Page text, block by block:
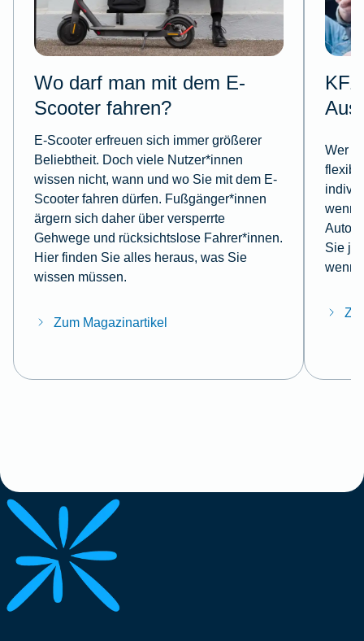
Wo darf man mit dem E-
Scooter fahren?
E-Scooter erfreuen sich immer größerer
Beliebtheit. Doch viele Nutzer*innen
wissen nicht, wann und wo Sie mit dem E-
Scooter fahren dürfen. Fußgänger*innen
ärgern sich daher über versperrte
Gehwege und rücksichtslose Fahrer*innen.
Hier finden Sie alles heraus, was Sie
wissen müssen.
Zum Magazinartikel
Wer
wenn
Sie
wenn